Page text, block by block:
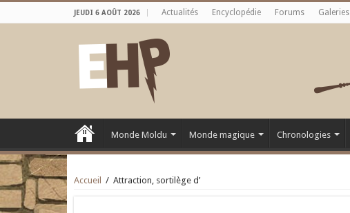
JEUDI 6 AOÛT 2026 Actualités Encyclopédie Forums Galeries
Monde Moldu Monde magique Chronologies
Accueil / Attraction, sortilège d’